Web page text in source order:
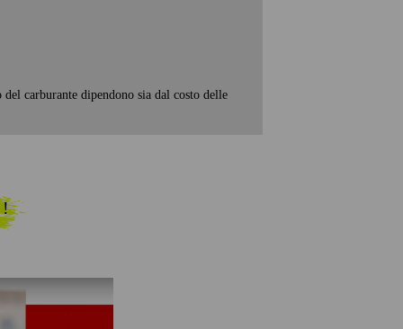
carburante dipendono sia dal costo delle
!